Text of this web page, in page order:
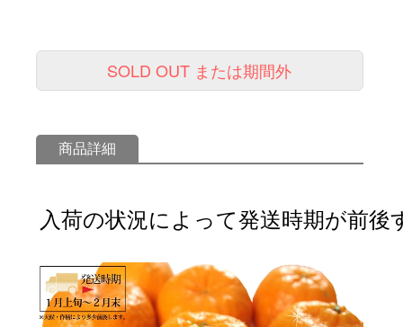
SOLD OUT または期間外
商品詳細
入荷の状況によって発送時期が前